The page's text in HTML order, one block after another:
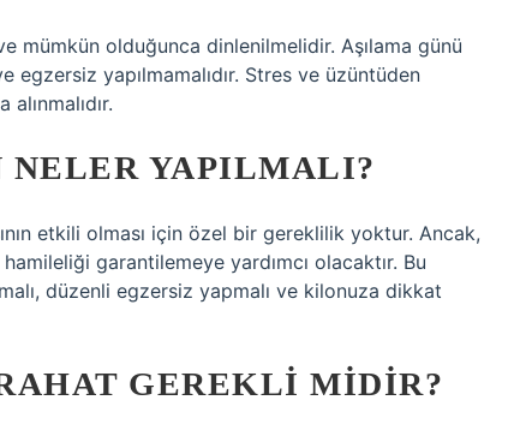
mümkün olduğunca dinlenilmelidir. Aşılama günü
egzersiz yapılmamalıdır. Stres ve üzüntüden
YAPILMALI?
etkili olması için özel bir gereklilik yoktur. Ancak,
garantilemeye yardımcı olacaktır. Bu
düzenli egzersiz yapmalı ve kilonuza dikkat
GEREKLI MIDIR?